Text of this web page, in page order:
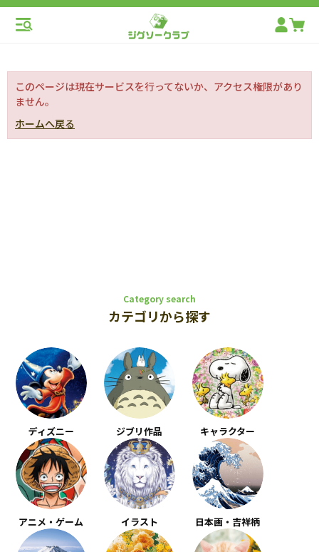
このページは現在サービスを行ってないか、アクセス権限があり
ません。
ホームへ戻る
Category search
カテゴリから探す
ディズニー ジブリ作品 キャラクター
アニメ・ゲーム イラスト 日本画・吉祥柄